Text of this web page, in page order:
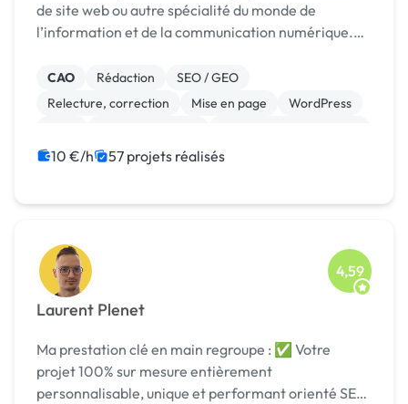
de site web ou autre spécialité du monde de
l’information et de la communication numérique.
vous permettent pas d’accepter tous les projets de
...
CAO Rédaction
SEO / GEO
Relecture, correction
Mise en page
WordPress
Integration HTML
10 €/h 57 projets réalisés
Laurent Plenet
4,59
Ma prestation clé en main regroupe : ✅ Votre
projet 100% sur mesure entièrement
personnalisable, unique et performant orienté SEO